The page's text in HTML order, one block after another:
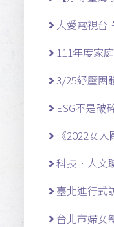
大愛電視台
111年度家
3/25紓壓團
ESG不是
《2022女
科技．人文
臺北進行式
台北市婦女